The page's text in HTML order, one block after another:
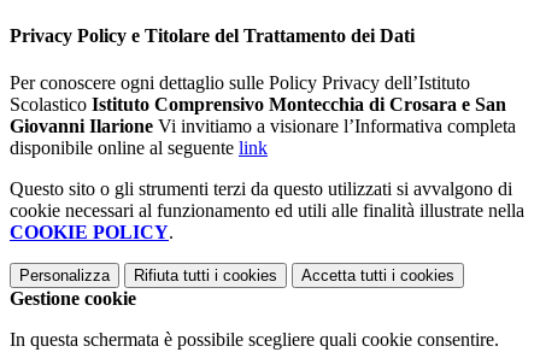
Privacy Policy e Titolare del Trattamento dei Dati
Per conoscere ogni dettaglio sulle Policy Privacy dell’Istituto
Scolastico Istituto Comprensivo Montecchia di Crosara e San
Giovanni Ilarione Vi invitiamo a visionare l’Informativa completa
disponibile online al seguente link
Questo sito o gli strumenti terzi da questo utilizzati si avvalgono di
cookie necessari al funzionamento ed utili alle finalità illustrate nella
COOKIE POLICY.
Personalizza Rifiuta tutti i cookies Accetta tutti i cookies
Gestione cookie
In questa schermata è possibile scegliere quali cookie consentire.